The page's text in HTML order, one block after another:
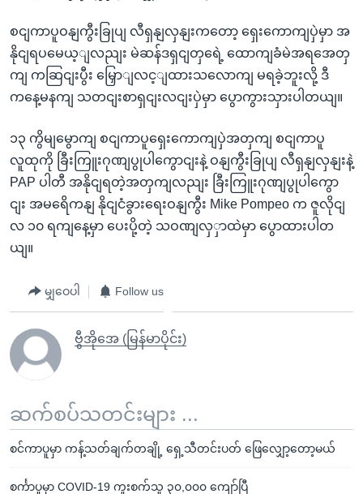
စငျကာပူဝနျကွီးခြုပျ လီရှနျလှနျးကတော့ ရှေးကောကျပှဲမှာ အ
နိုငျရပမေယ့ျလညျး မဲဆန်ဒရှငျတှရေဲ့ ထောကျခံမဲအရအေတှ
ကျ ကဆြငျးပွီး မြှောျလင့ျထားသလောကျ မရခဲ့ဘူးလို့ ဒီ
ကနေ့မနကျ သတငျးစာရှငျးလငျးပှဲမှာ ပွောကွားသှားပါတယျ။
၁၃ ကွိမျမွောကျ စငျကာပူရှေးကောကျပှဲအတှကျ စငျကာပူ
လူထုကို ခြီးကြူးဂုဏျပွုပါကွောငျးနဲ့ ဝနျကွီးခြုပျ လီရှနျလှနျးနဲ့
PAP ပါတီ အနိုငျရတဲ့အတှကျလညျး ခြီးကြူးဂုဏျပွုပါကွော
ငျး အမရေိကနျ နိုငျငံခွားရေးဝနျကွီး Mike Pompeo က ဇူလိုငျ
လ ၁၀ ရကျနေ့မှာ ပေးပို့တဲ့ သဝဏျလှှာထဲမှာ ပွောထားပါတ
ယျ။
မျှဝေပါ Follow us
ဗွီအိုအေ (မြန်မာပိုင်း)
ဆက်စပ်သတင်းများ ...
စင်ကာပူမှာ ကန့်သတ်ချက်တချို့ ရှေ့သီတင်းပတ် ဖြေလျှော့တော့မယ်
စင်္ကာပူမှာ COVID-19 ကူးစက်သူ ၃၀,၀၀၀ ကျော်ပြီ